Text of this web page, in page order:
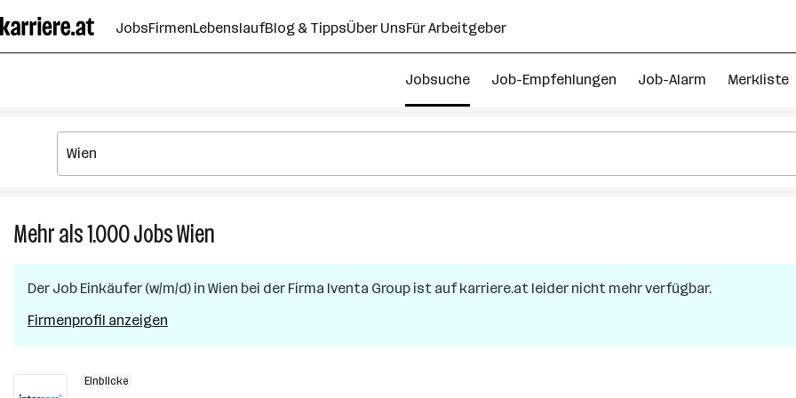
Seiteninhalt
springen
JobsFirmenLebenslaufBlog & TippsÜber UnsFür Arbeitgeber
Jobsuche Job-Empfehlungen Job-Alarm Merkliste
Mehr als 1.000JobsWien
Jobs
Der Job Einkäufer (w/m/d) in Wien bei der Firma Iventa Group ist auf karriere.at leider nicht mehr verfügbar.
Firmenprofil anzeigen
Einblicke